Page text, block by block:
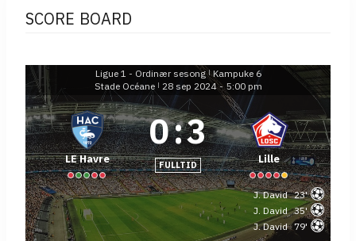
SCORE BOARD
Ligue 1 - Ordinær sesong | Kampuke 6
Stade Océane | 28 sep 2024 - 5:00 pm
LE Havre
0:3
FULLTID Lille
J. David 23'
J. David 35'
J. David 79'